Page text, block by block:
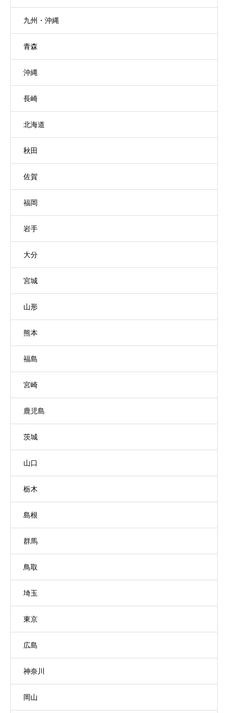
九州・沖縄
青森
沖縄
長崎
北海道
秋田
佐賀
福岡
岩手
大分
宮城
山形
熊本
福島
宮崎
鹿児島
茨城
山口
栃木
島根
群馬
鳥取
埼玉
東京
広島
神奈川
岡山